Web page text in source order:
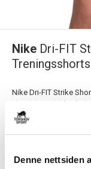
Denne nettsiden
Nike Dri-FIT
Nike Dri-FIT Strike
skreddersydd for
FARGE